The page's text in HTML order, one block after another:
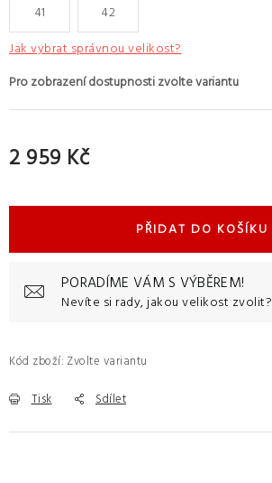
41
42
Jak vybrat správnou velikost?
2 959 Kč
PŘIDAT DO KOŠÍKU
PORADÍME VÁM S VÝBĚREM!
Nevíte si rady, jakou velikost zvolit?
Kód zboží: Zvolte variantu
Tisk Sdílet